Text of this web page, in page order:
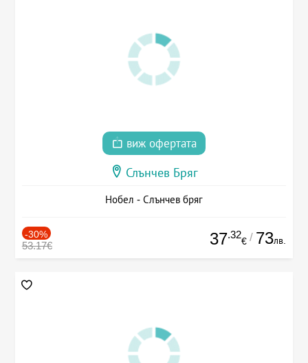
виж офертата
Слънчев Бряг
Нобел - Слънчев бряг
-30%
53.17€ 37.32
€ / 73лв.